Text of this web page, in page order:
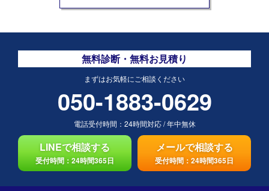
無料診断・無料お見積り
まずはお気軽にご相談ください
050-1883-0629
電話受付時間： 24時間対応/年中無休
LINEで相談する
受付時間：24時間365日
メールで相談する
受付時間：24時間365日